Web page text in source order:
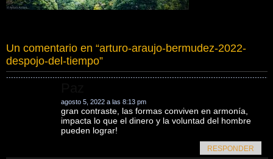
Un comentario en “arturo-araujo-bermudez-2022-
despojo-del-tiempo”
agosto 5, 2022 a las 8:13 pm
gran contraste, las formas conviven en armonía,
impacta lo que el dinero y la voluntad del hombre
pueden lograr!
RESPONDER